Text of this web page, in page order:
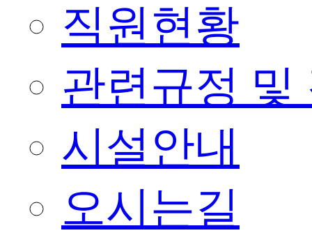
직원현황
관련규정 및
시설안내
오시는길